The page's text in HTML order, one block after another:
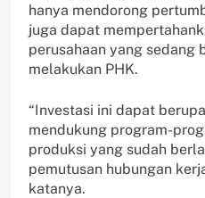
hanya mendorong
juga dapat
perusahaan yang sedang
melakukan PHK.
“Investasi ini dapat
mendukung program-
produksi yang sudah
pemutusan hubungan
katanya.